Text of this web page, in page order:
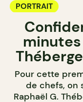
PORTRAIT
minutes
Pour cette
de chefs, on
Raphaël G.